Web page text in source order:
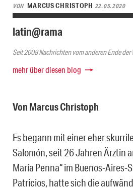
VON MARCUS CHRISTOPH 22.05.2020
latin@rama
Seit 2008 Nachrichten vom anderen Ende der
mehr über diesen blog
Von Marcus Christoph
Es begann mit einer eher
Salomón, seit 26 Jahren Ärztin
María Penna“ im Buenos-Aires-
Patricios, hatte sich die